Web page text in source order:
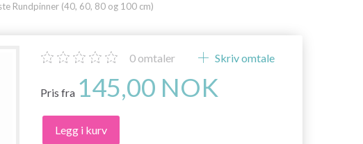
Rundpinner (40, 60, 80 og 100 cm)
0 omtaler Skriv omtale
Pris fra 145,00 NOK
Legg i kurv